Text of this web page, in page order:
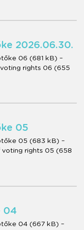
2026.06.30.
06 (681 kB) –
rights 06 (655
05
05 (683 kB) –
voting rights 05 (658
04
04 (667 kB) –